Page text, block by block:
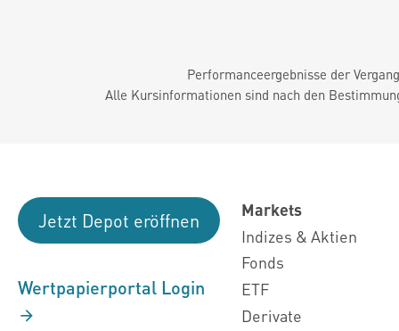
Performanceergebnisse der
Alle Kursinformationen sind nach den
Jetzt Depot eröffnen
Wertpapierportal Login
Markets
Indizes & Aktien
Fonds
ETF
Derivate